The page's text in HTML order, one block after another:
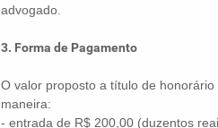
advogado.
3. Forma de Pagamento
O valor proposto a título de
maneira:
- entrada de R$ 200,00 (duzentos